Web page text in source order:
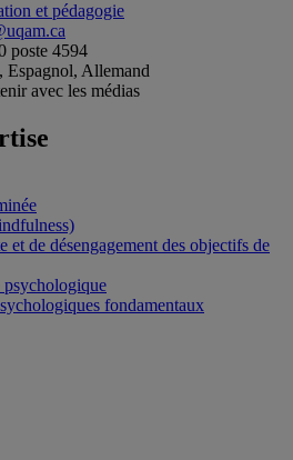
et pédagogie
poste 4594
Espagnol, Allemand
avec les médias
et de désengagement des objectifs de
psychologique
fondamentaux